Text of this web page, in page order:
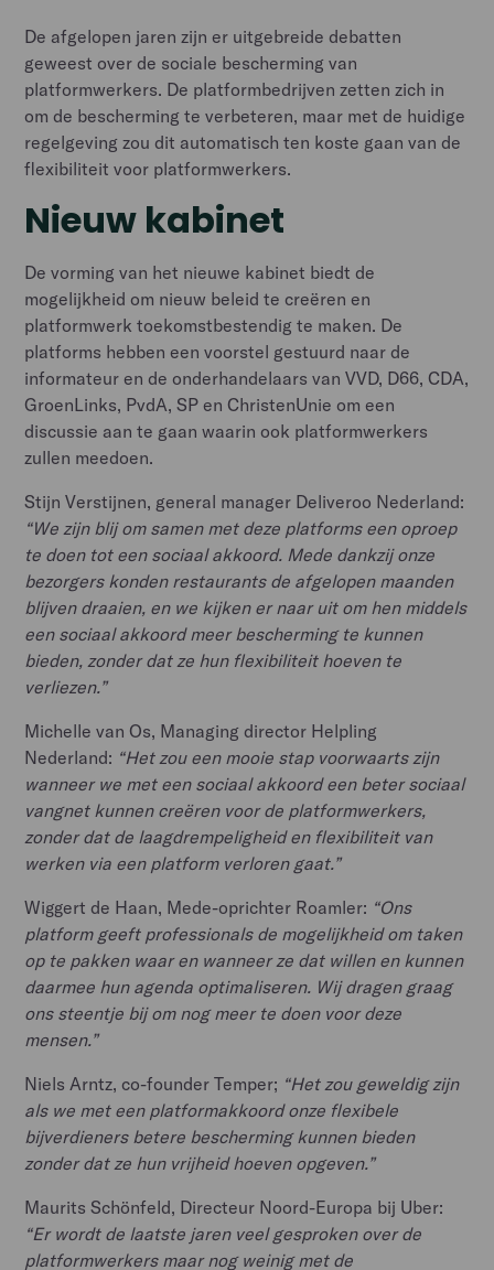
De afgelopen jaren zijn er uitgebreide debatten
geweest over de sociale bescherming van
platformwerkers. De platformbedrijven zetten zich in
om de bescherming te verbeteren, maar met de huidige
regelgeving zou dit automatisch ten koste gaan van de
flexibiliteit voor platformwerkers.
Nieuw kabinet
De vorming van het nieuwe kabinet biedt de
mogelijkheid om nieuw beleid te creëren en
platformwerk toekomstbestendig te maken. De
platforms hebben een voorstel gestuurd naar de
informateur en de onderhandelaars van VVD, D66, CDA,
GroenLinks, PvdA, SP en ChristenUnie om een
discussie aan te gaan waarin ook platformwerkers
zullen meedoen.
Stijn Verstijnen, general manager Deliveroo Nederland:
“We zijn blij om samen met deze platforms een oproep
te doen tot een sociaal akkoord. Mede dankzij onze
bezorgers konden restaurants de afgelopen maanden
blijven draaien, en we kijken er naar uit om hen middels
een sociaal akkoord meer bescherming te kunnen
bieden, zonder dat ze hun flexibiliteit hoeven te
verliezen.”
Michelle van Os, Managing director Helpling
Nederland: “Het zou een mooie stap voorwaarts zijn
wanneer we met een sociaal akkoord een beter sociaal
vangnet kunnen creëren voor de platformwerkers,
zonder dat de laagdrempeligheid en flexibiliteit van
werken via een platform verloren gaat.”
Wiggert de Haan, Mede-oprichter Roamler: “Ons
platform geeft professionals de mogelijkheid om taken
op te pakken waar en wanneer ze dat willen en kunnen
daarmee hun agenda optimaliseren. Wij dragen graag
ons steentje bij om nog meer te doen voor deze
mensen.”
Niels Arntz, co-founder Temper; “Het zou geweldig zijn
als we met een platformakkoord onze flexibele
bijverdieners betere bescherming kunnen bieden
zonder dat ze hun vrijheid hoeven opgeven.”
Maurits Schönfeld, Directeur Noord-Europa bij Uber:
“Er wordt de laatste jaren veel gesproken over de
platformwerkers maar nog weinig met de